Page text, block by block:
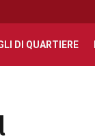
DI QUARTIERE